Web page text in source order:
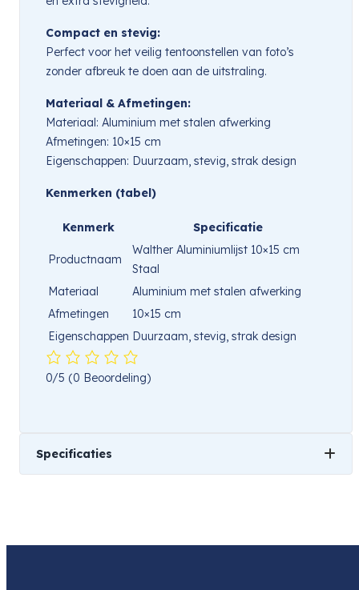
Compact en stevig:
Perfect voor het veilig tentoonstellen van foto’s
zonder afbreuk te doen aan de uitstraling.
Materiaal & Afmetingen:
Materiaal: Aluminium met stalen afwerking
Afmetingen: 10×15 cm
Eigenschappen: Duurzaam, stevig, strak design
Kenmerken (tabel)
Kenmerk Specificatie
Productnaam
Walther Aluminiumlijst 10×15 cm
Staal
Materiaal
Aluminium met stalen afwerking
Afmetingen
10×15 cm
Eigenschappen Duurzaam, stevig, strak design
0/5 (0 Beoordeling)
Specificaties